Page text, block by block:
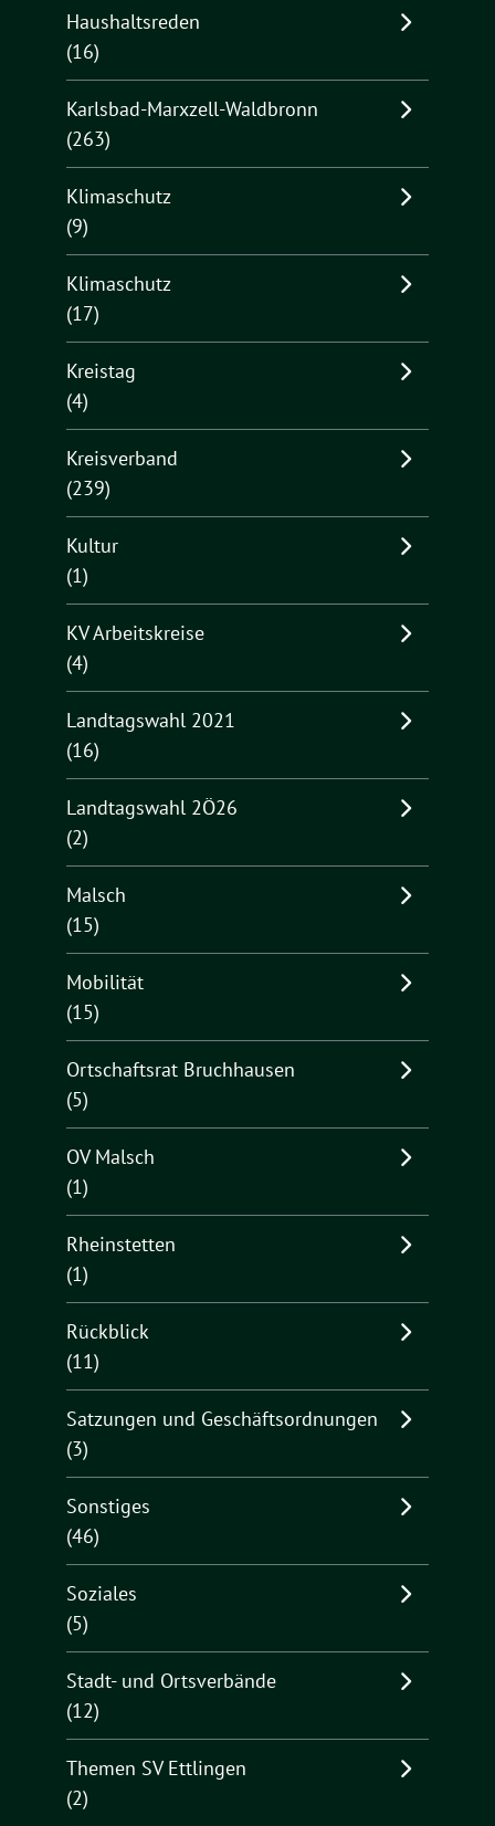
Haushaltsreden
(16)
Karlsbad-Marxzell-Waldbronn
(263)
Klimaschutz
(9)
Klimaschutz
(17)
Kreistag
(4)
Kreisverband
(239)
Kultur
(1)
KV Arbeitskreise
(4)
Landtagswahl 2021
(16)
Landtagswahl 2Ö26
(2)
Malsch
(15)
Mobilität
(15)
Ortschaftsrat Bruchhausen
(5)
OV Malsch
(1)
Rheinstetten
(1)
Rückblick
(11)
Satzungen und Geschäftsordnungen
(3)
Sonstiges
(46)
Soziales
(5)
Stadt- und Ortsverbände
(12)
Themen SV Ettlingen
(2)